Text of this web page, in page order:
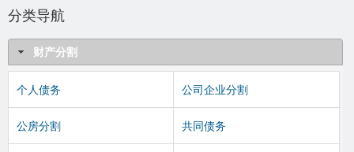
分类导航
财产分割
个人债务 公司企业分割
公房分割 共同债务